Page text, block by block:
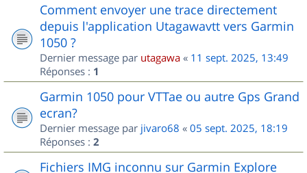
Comment envoyer une trace directement
depuis l'application Utagawavtt vers Garmin
1050 ?
Dernier message par utagawa « 11 sept. 2025, 13:49
Réponses : 1
Garmin 1050 pour VTTae ou autre Gps Grand
ecran?
Dernier message par jivaro68 « 05 sept. 2025, 18:19
Réponses : 2
Fichiers IMG inconnu sur Garmin Explore